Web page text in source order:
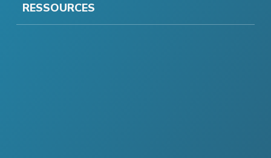
RESSOURCES